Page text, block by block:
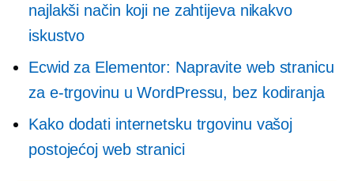
najlakši način koji ne zahtijeva nikakvo
iskustvo
Ecwid za Elementor: Napravite web stranicu
za e-trgovinu u WordPressu, bez kodiranja
Kako dodati internetsku trgovinu vašoj
postojećoj web stranici